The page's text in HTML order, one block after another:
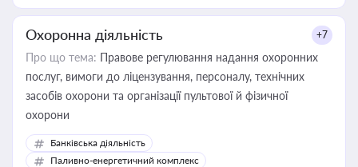
Охоронна діяльність +7
Про що тема: Правове регулювання надання охоронних
послуг, вимоги до ліцензування, персоналу, технічних
засобів охорони та організації пультової й фізичної
охорони
Банківська діяльність
Паливно-енергетичний комплекс